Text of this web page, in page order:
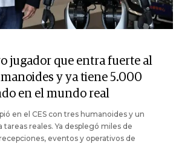
jugador que entra fuerte al
y ya tiene 5.000
en el mundo real
en el CES con tres humanoides y un
tareas reales. Ya desplegó miles de
eventos y operativos de